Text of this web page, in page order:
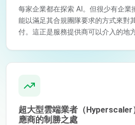
每家企業都在探索 AI。但很少有企業
能以滿足其合規團隊要求的方式來對
付。這正是服務提供商可以介入的地方
超大型雲端業者（
應商的制勝之處